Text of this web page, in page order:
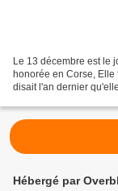
Le 13 décembre est le
honorée en Corse,
disait l'an dernier
Hébergé par